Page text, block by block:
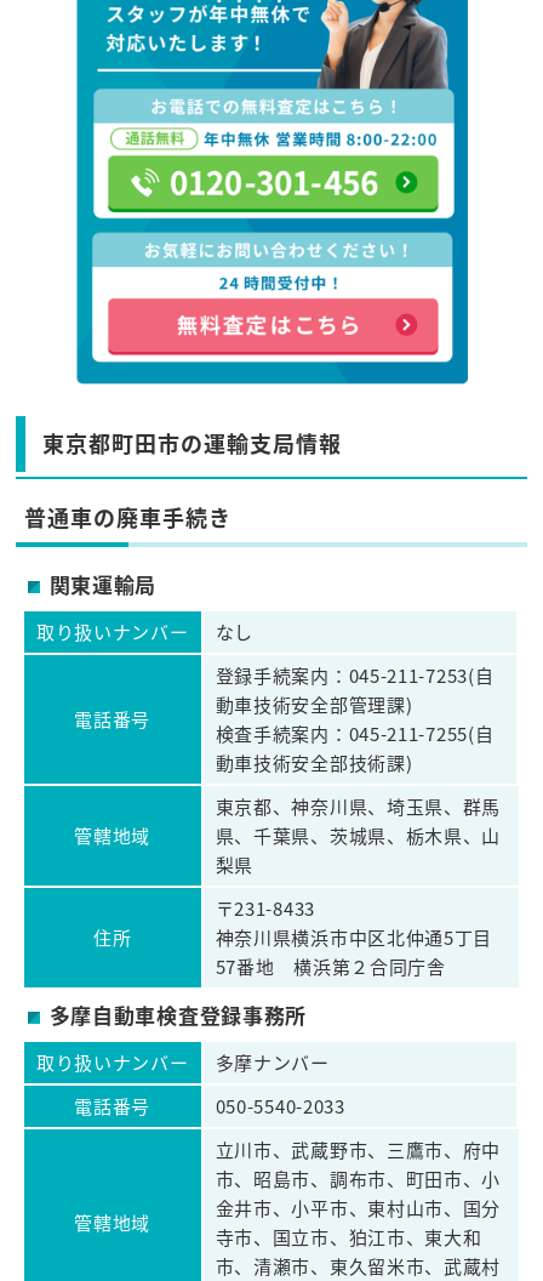
東京都町田市の運輸支局情報
普通車の廃車手続き
関東運輸局
取り扱いナンバー なし
電話番号
登録手続案内：045-211-7253(自
動車技術安全部管理課)
検査手続案内：045-211-7255(自
動車技術安全部技術課)
管轄地域
東京都、神奈川県、埼玉県、群馬
県、千葉県、茨城県、栃木県、山
梨県
住所
〒231-8433
神奈川県横浜市中区北仲通5丁目
57番地 横浜第２合同庁舎
多摩自動車検査登録事務所
取り扱いナンバー
多摩ナンバー
電話番号
050-5540-2033
管轄地域
立川市、武蔵野市、三鷹市、府中
市、昭島市、調布市、町田市、小
金井市、小平市、東村山市、国分
寺市、国立市、狛江市、東大和
市、清瀬市、東久留米市、武蔵村